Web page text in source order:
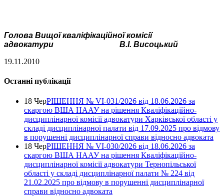
Голова Вищої кваліфікаційної комісії
адвокатури
В.І. Висоцький
19.11.2010
Останні публікації
18 ЧерРІШЕННЯ № VІ-031/2026 від 18.06.2026 за
скаргою ВША НААУ на рішення Кваліфікаційно-
дисциплінарної комісії адвокатури Харківської області у
складі дисциплінарної палати від 17.09.2025 про відмову
в порушенні дисциплінарної справи відносно адвоката
18 ЧерРІШЕННЯ № VІ-030/2026 від 18.06.2026 за
скаргою ВША НААУ на рішення Кваліфікаційно-
дисциплінарної комісії адвокатури Тернопільської
області у складі дисциплінарної палати № 224 від
21.02.2025 про відмову в порушенні дисциплінарної
справи відносно адвоката